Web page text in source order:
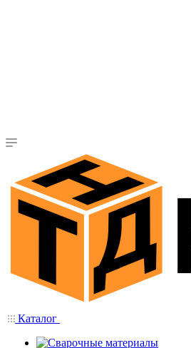
Каталог